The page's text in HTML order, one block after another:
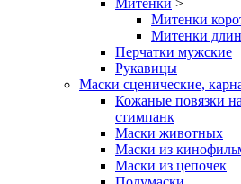
Митенки >
Митенки
Митенки
Перчатки мужские
Рукавицы
Маски сценические,
Кожаные повязки
стимпанк
Маски животных
Маски из
Маски из цепочек